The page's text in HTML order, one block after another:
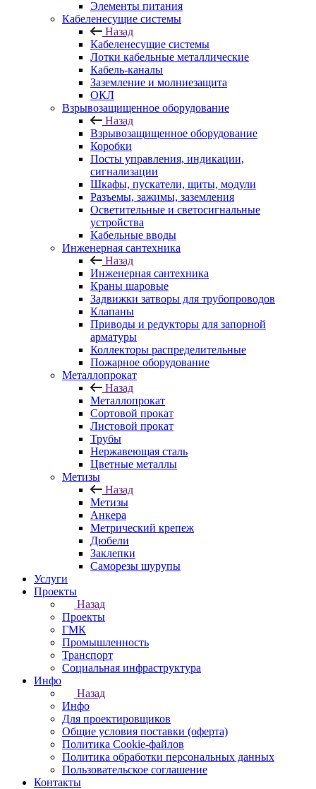
Элементы питания
Кабеленесущие системы
Назад
Кабеленесущие системы
Лотки кабельные металлические
Кабель-каналы
Заземление и молниезащита
ОКЛ
Взрывозащищенное оборудование
Назад
Взрывозащищенное оборудование
Коробки
Посты управления, индикации,
сигнализации
Шкафы, пускатели, щиты, модули
Разъемы, зажимы, заземления
Осветительные и светосигнальные
устройства
Кабельные вводы
Инженерная сантехника
Назад
Инженерная сантехника
Краны шаровые
Задвижки затворы для трубопроводов
Клапаны
Приводы и редукторы для запорной
арматуры
Коллекторы распределительные
Пожарное оборудование
Металлопрокат
Назад
Металлопрокат
Сортовой прокат
Листовой прокат
Трубы
Нержавеющая сталь
Цветные металлы
Метизы
Назад
Метизы
Анкера
Метрический крепеж
Дюбели
Заклепки
Саморезы шурупы
Услуги
Проекты
Назад
Проекты
ГМК
Промышленность
Транспорт
Социальная инфраструктура
Инфо
Назад
Инфо
Для проектировщиков
Общие условия поставки (оферта)
Политика Cookie-файлов
Политика обработки персональных данных
Пользовательское соглашение
Контакты